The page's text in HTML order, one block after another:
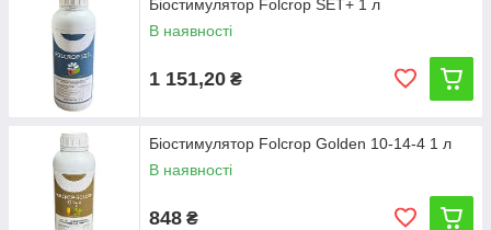
Біостимулятор Folcrop SET+ 1 л
В наявності
1 151,20 ₴
Біостимулятор Folcrop Golden 10-14-4 1 л
В наявності
848 ₴